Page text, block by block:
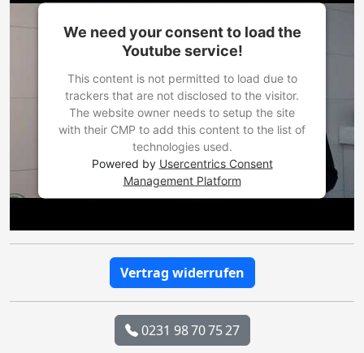
We need your consent to load the
Youtube service!
This content is not permitted to load due to
trackers that are not disclosed to the visitor.
The website owner needs to setup the site
with their CMP to add this content to the list of
technologies used.
Powered by Usercentrics Consent
Management Platform
Vertrag widerrufen
0231 98 70 75 27